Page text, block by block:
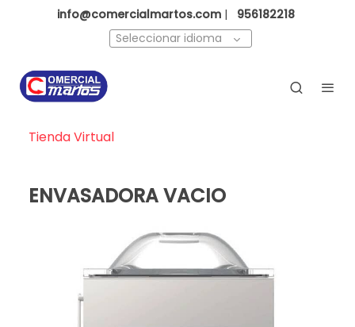
info@comercialmartos.com |
956182218
Seleccionar idioma
Tienda Virtual
ENVASADORA VACIO